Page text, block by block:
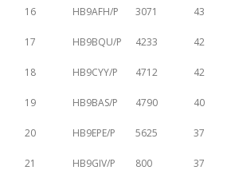
16 HB9AFH/P 3071 43
17 HB9BQU/P 4233 42
18 HB9CYY/P 4712 42
19 HB9BAS/P 4790 40
20 HB9EPE/P 5625 37
21 HB9GIV/P 800 37